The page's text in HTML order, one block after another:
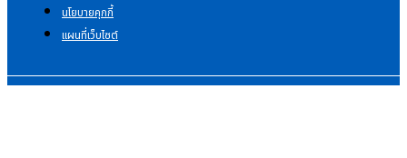
นโยบายคุกกี้
แผนที่เว็บไซต์